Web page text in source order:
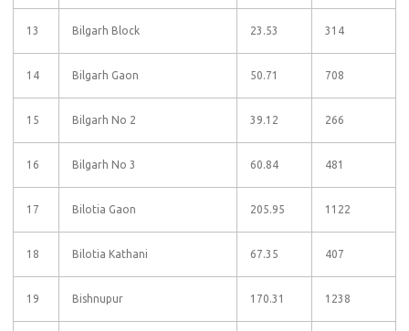
13 Bilgarh Block 23.53 314
14 Bilgarh Gaon 50.71 708
15 Bilgarh No 2 39.12 266
16 Bilgarh No 3 60.84 481
17 Bilotia Gaon 205.95 1122
18 Bilotia Kathani 67.35 407
19 Bishnupur 170.31 1238